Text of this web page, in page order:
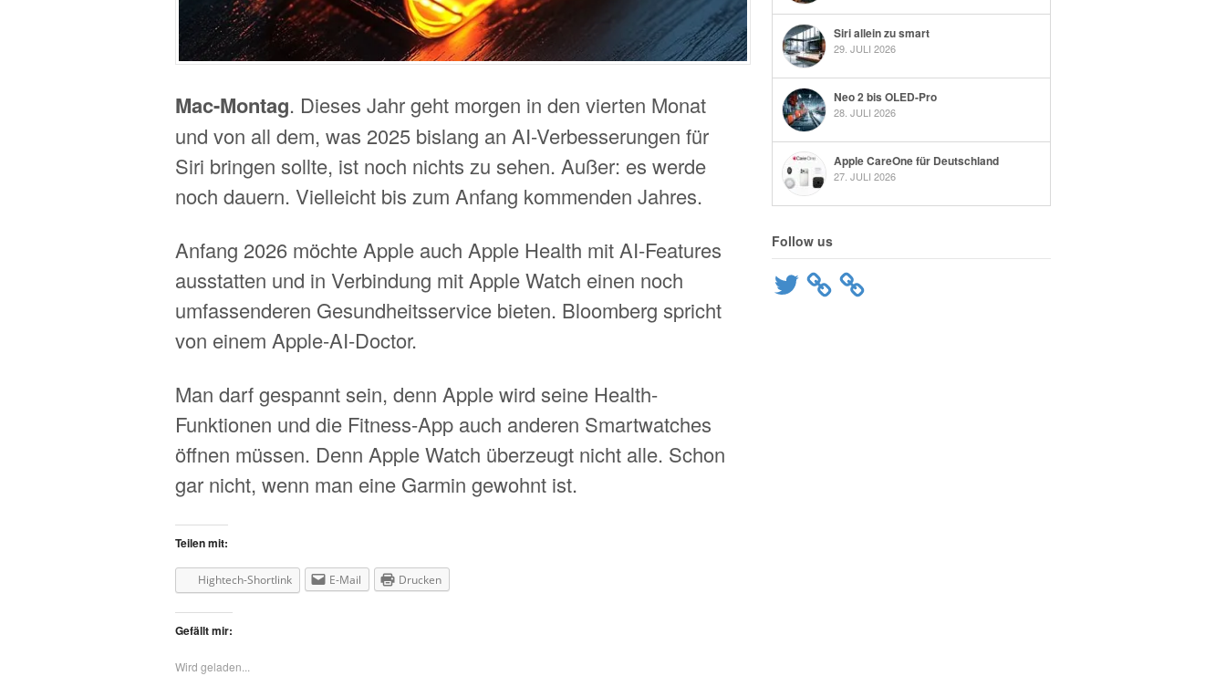
Mac-Montag. Dieses Jahr geht morgen in den vierten Monat
und von all dem, was 2025 bislang an AI-Verbesserungen für
Siri bringen sollte, ist noch nichts zu sehen. Außer: es werde
noch dauern. Vielleicht bis zum Anfang kommenden Jahres.
Anfang 2026 möchte Apple auch Apple Health mit AI-Features
ausstatten und in Verbindung mit Apple Watch einen noch
umfassenderen Gesundheitsservice bieten. Bloomberg spricht
von einem Apple-AI-Doctor.
Man darf gespannt sein, denn Apple wird seine Health-
Funktionen und die Fitness-App auch anderen Smartwatches
öffnen müssen. Denn Apple Watch überzeugt nicht alle. Schon
gar nicht, wenn man eine Garmin gewohnt ist.
Teilen mit:
Hightech-Shortlink E-Mail Drucken
Gefällt mir:
Wird geladen...
Siri allein zu smart
29. JULI 2026
Neo 2 bis OLED-Pro
28. JULI 2026
Apple CareOne für Deutschland
27. JULI 2026
Follow us
Twitter